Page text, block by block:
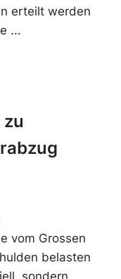
erteilt werden
vom Grossen
belasten
sondern